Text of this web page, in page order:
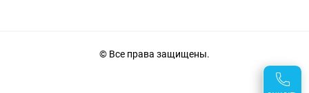
© Все права защищены.